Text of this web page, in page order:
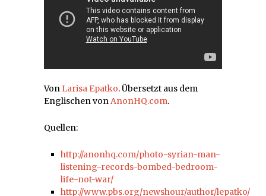
Von Larisa Epatko. Übersetzt aus dem
Englischen vonAnonHQ.com.
Quellen:
http://anonhq.com/photo-syrian-man-
listening-records-bombed-bedroom-
life-not-war/
http://www.pbs.org/newshour/author/lepatko/